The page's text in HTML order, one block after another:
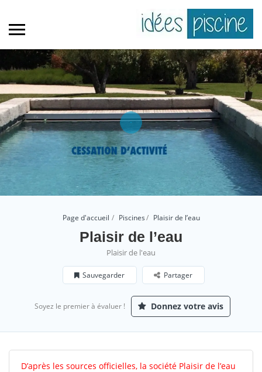
Page d'accueil Piscines Plaisir de l’eau
Plaisir de l’eau
Plaisir de l'eau
Sauvegarder Partager
Soyez le premier à évaluer ! Donnez votre avis
D’après les sources officielles, la société Plaisir de l’eau